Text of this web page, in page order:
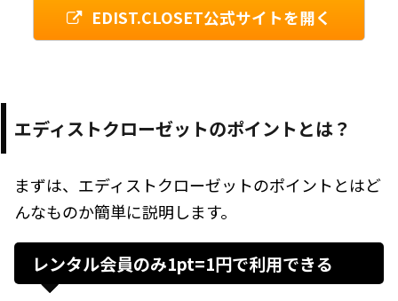
EDIST.CLOSET公式サイトを開く
エディストクローゼットのポイントとは？
まずは、エディストクローゼットのポイントとはど
んなものか簡単に説明します。
レンタル会員のみ1pt=1円で利用できる